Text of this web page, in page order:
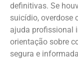
definitivas. Se
suicídio, overdose
ajuda profissional
orientação sobre
segura e